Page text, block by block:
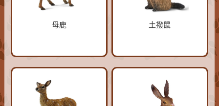
母鹿 土撥鼠